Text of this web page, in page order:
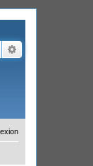
Rechercher